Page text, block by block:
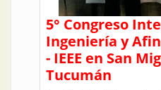
5° Congreso
Ingeniería y
- IEEE en San
Tucumán